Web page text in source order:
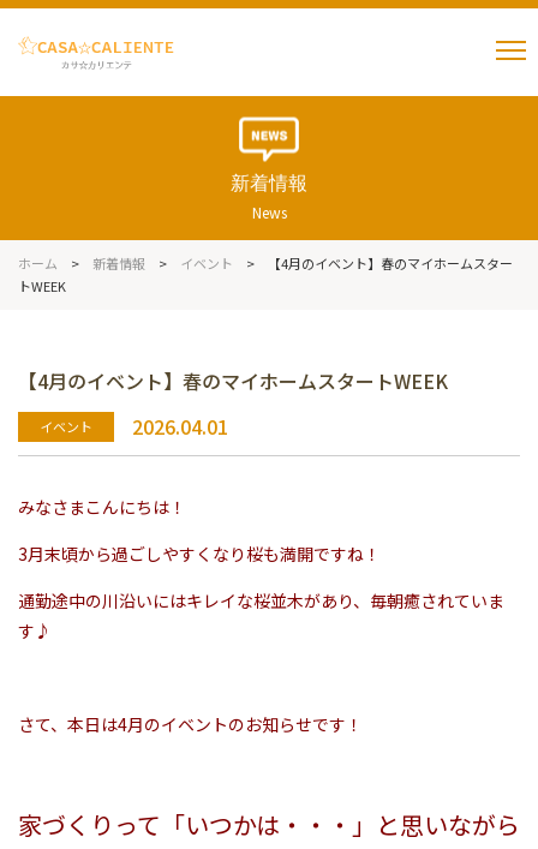
新着情報
News
ホーム > 新着情報 > イベント >
【4月のイベント】春のマイホームスター
トWEEK
【4月のイベント】春のマイホームスタートWEEK
イベント 2026.04.01
みなさまこんにちは！
3月末頃から過ごしやすくなり桜も満開ですね！
通勤途中の川沿いにはキレイな桜並木があり、毎朝癒されていま
す♪
さて、本日は4月のイベントのお知らせです！
家づくりって「いつかは・・・」と思いながら